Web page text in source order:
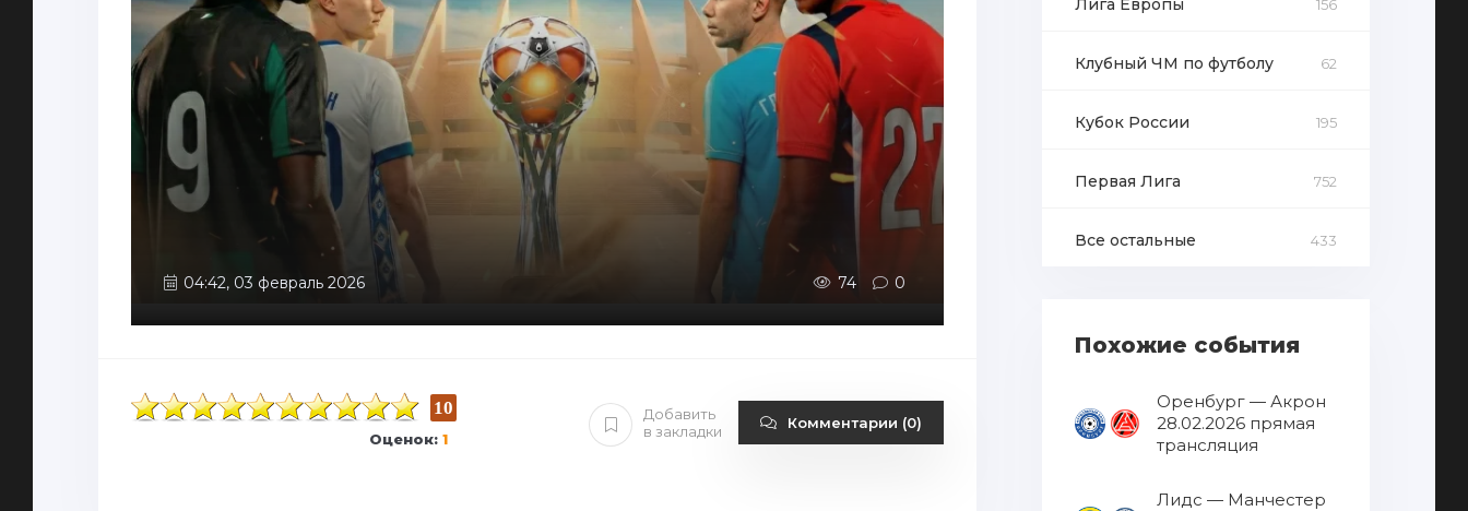
04:42, 03 февраль 2026 74 0
10
Оценок: 1
Добавить
в закладки
Комментарии (0)
Лига Европы 156
Клубный ЧМ по футболу 62
Кубок России 195
Первая Лига 752
Все остальные 433
Похожие события
Оренбург — Акрон
28.02.2026 прямая
трансляция
Лидс — Манчестер